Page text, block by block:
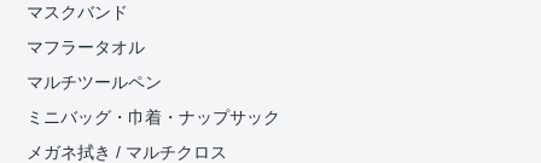
マスクバンド
マフラータオル
マルチツールペン
ミニバッグ・巾着・ナップサック
メガネ拭き / マルチクロス